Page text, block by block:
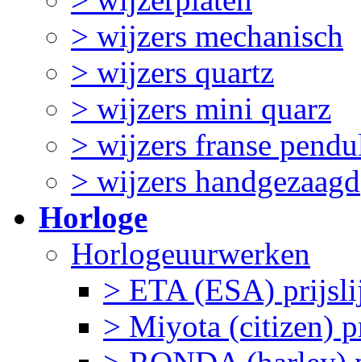
> wijzers mechanisch
> wijzers quartz
> wijzers mini quarz
> wijzers franse
> wijzers handgezaagd
Horloge
Horlogeuurwerken
> ETA (ESA)
> Miyota (citizen)